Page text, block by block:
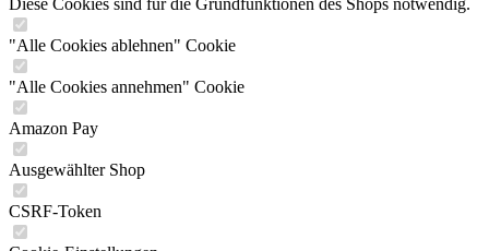
Diese Cookies sind für die Grundfunktionen des Shops notwendig.
"Alle Cookies ablehnen" Cookie
"Alle Cookies annehmen" Cookie
Amazon Pay
Ausgewählter Shop
CSRF-Token